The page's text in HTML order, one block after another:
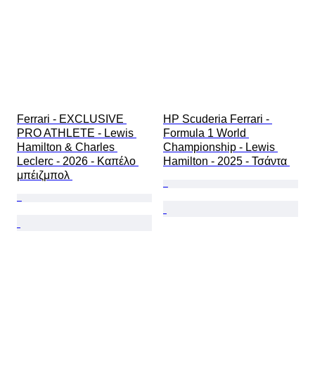
Ferrari - EXCLUSIVE
PRO ATHLETE - Lewis
Hamilton & Charles
Leclerc - 2026 - Καπέλο
μπέιζμπολ
HP Scuderia Ferrari -
Formula 1 World
Championship - Lewis
Hamilton - 2025 - Τσάντα